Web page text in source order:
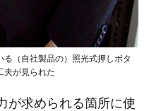
（自社製品の）照光式押しボタ
夫が見られた
が求められる箇所に使